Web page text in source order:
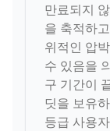
만료되지
을 축적하
위적인 압
수 있음을
구 기간이
딧을 보유
등급 사용